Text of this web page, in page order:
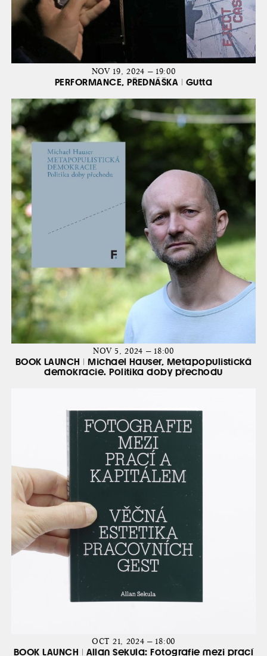
NOV 19, 2024 — 19:00
PERFORMANCE, PŘEDNÁŠKA | Gutta
NOV 5, 2024 — 18:00
BOOK LAUNCH | Michael Hauser, Metapopulistická
demokracie. Politika doby přechodu
OCT 21, 2024 — 18:00
BOOK LAUNCH | Allan Sekula: Fotografie mezi prací